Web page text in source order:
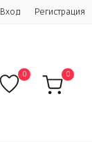
Вход Регистрация
0 0